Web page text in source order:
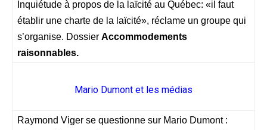
Inquiétude à propos de la laïcité au Québec: «il faut
établir une charte de la laïcité», réclame un groupe qui
s’organise. Dossier Accommodements
raisonnables.
Mario Dumont et les médias
Raymond Viger se questionne sur Mario Dumont :